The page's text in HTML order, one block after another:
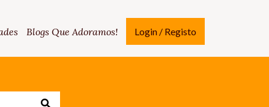
Blogs Que Adoramos! Login / Registo